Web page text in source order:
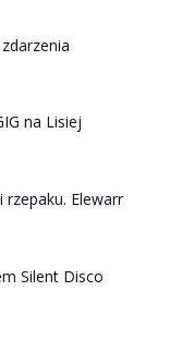
na Lisiej
rzepaku. Elewarr
Silent Disco